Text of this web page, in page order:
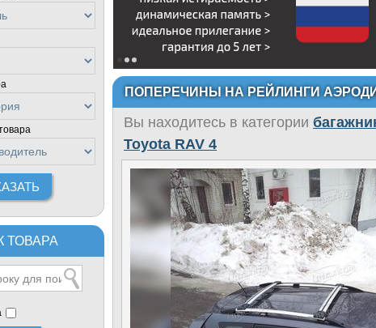
ТОВАРА
ПОПЕРЕЧИНЫ НА РЕЙЛИНГИ
Вы находитесь в категории
Toyota RAV 4